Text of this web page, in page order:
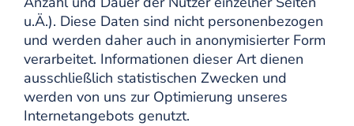
u.Ä.). Diese Daten sind nicht personenbezogen
und werden daher auch in anonymisierter Form
verarbeitet. Informationen dieser Art dienen
ausschließlich statistischen Zwecken und
werden von uns zur Optimierung unseres
Internetangebots genutzt.